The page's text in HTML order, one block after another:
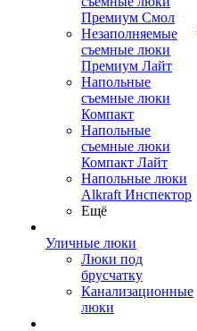
Премиум Смол
Незаполняемые
съемные люки
Премиум Лайт
Напольные
съемные люки
Компакт
Напольные
съемные люки
Компакт Лайт
Напольные люки
Alkraft Инспектор
Ещё
Уличные люки
Люки под
брусчатку
Канализационные
люки